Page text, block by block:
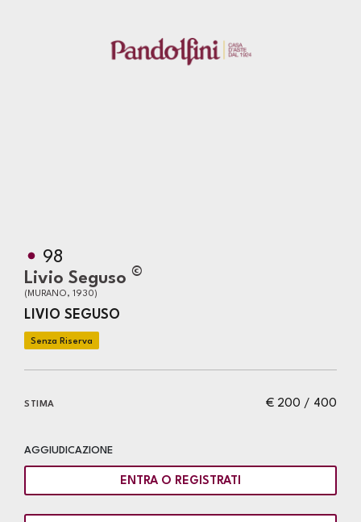
98
Livio Seguso ©
(MURANO, 1930)
LIVIO SEGUSO
€ 200 / 400
STIMA
AGGIUDICAZIONE
ENTRA O REGISTRATI